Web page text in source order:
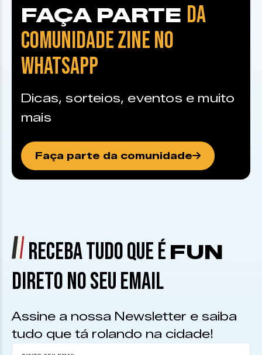
FAÇA PARTE DA
COMUNIDADE ZINE NO
WHATSAPP
Dicas, sorteios, eventos e muito
mais
Faça parte da comunidade
RECEBA TUDO QUE É FUN
DIRETO NO SEU EMAIL
Assine a nossa Newsletter e saiba
tudo que tá rolando na cidade!